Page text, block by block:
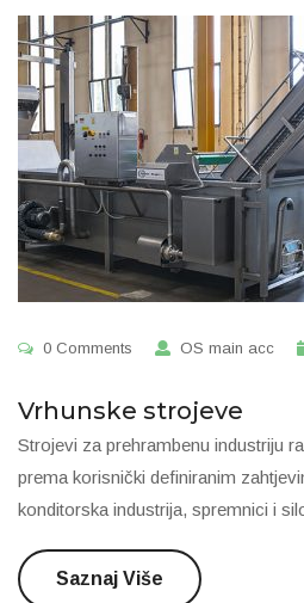
0 Comments OS main acc
Vrhunske strojeve
Strojevi za prehrambenu industriju
prema korisnički definiranim
konditorska industrija, spremnici i
Saznaj Više